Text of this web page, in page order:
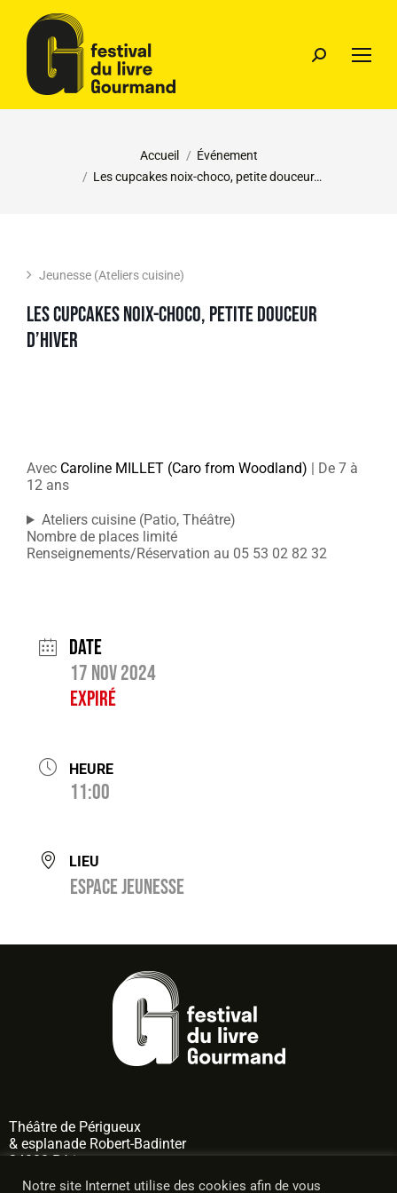
Accueil
Événement
Les cupcakes noix-choco, petite douceur…
Jeunesse (Ateliers cuisine)
Les cupcakes noix-choco, petite douceur
d’hiver
Avec Caroline MILLET (Caro from Woodland) | De 7 à
12 ans
Ateliers cuisine (Patio, Théâtre)
Nombre de places limité
Renseignements/Réservation au 05 53 02 82 32
Date
17 Nov 2024
Expiré
HEURE
11:00
LIEU
Espace jeunesse
Théâtre de Périgueux
& esplanade Robert-Badinter
24000 Périgueux
Notre site Internet utilise des cookies afin de vous